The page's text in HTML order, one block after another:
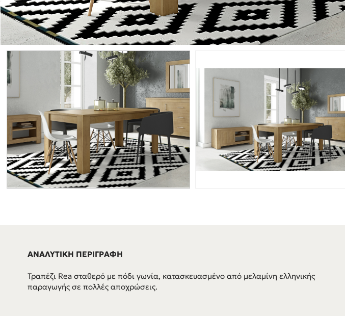
ΑΝΑΛΥΤΙΚΗ ΠΕΡΙΓΡΑΦΗ
Τραπέζι Rea σταθερό με πόδι γωνία, κατασκευασμένο από μελαμίνη ελληνικής
παραγωγής σε πολλές αποχρώσεις.